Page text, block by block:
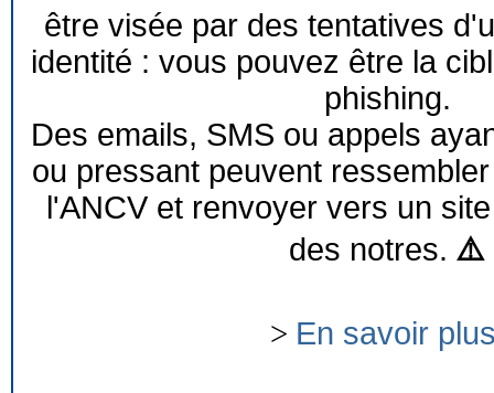
être visée par des tentatives
identité : vous pouvez être la
phishing.
Des emails, SMS ou appels
ou pressant peuvent
l'ANCV et renvoyer vers un
des notres. ⚠️
> En savoir